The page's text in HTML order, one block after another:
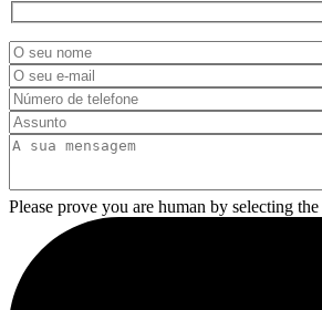
Please prove you are human by selecting the